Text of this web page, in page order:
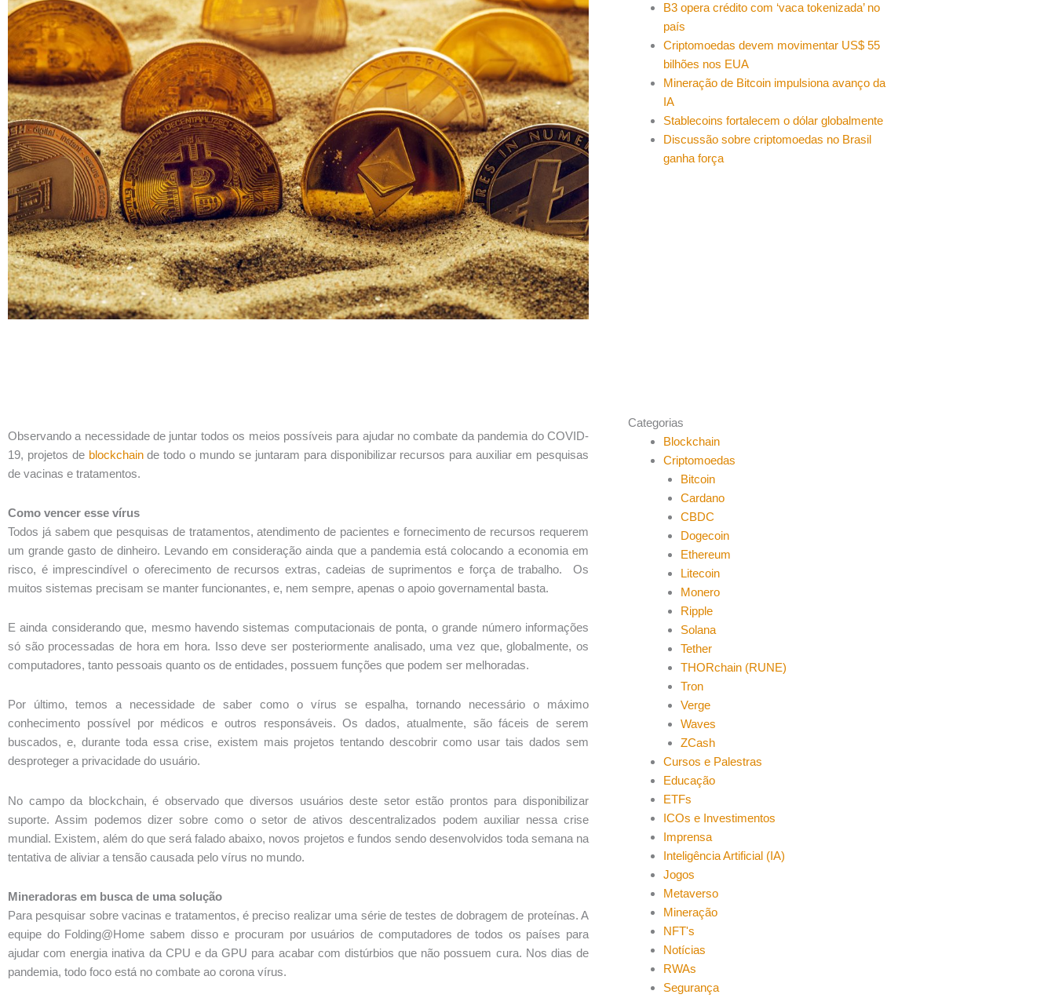
Observando a necessidade de juntar todos os meios possíveis para ajudar no combate da pandemia do COVID-
19, projetos de blockchainde todo o mundo se juntaram para disponibilizar recursos para auxiliar em pesquisas
de vacinas e tratamentos.
Como vencer esse vírus
Todos já sabem que pesquisas de tratamentos, atendimento de pacientes e fornecimento de recursos requerem
um grande gasto de dinheiro. Levando em consideração ainda que a pandemia está colocando a economia em
risco, é imprescindível o oferecimento de recursos extras, cadeias de suprimentos e força de trabalho. Os
muitos sistemas precisam se manter funcionantes, e, nem sempre, apenas o apoio governamental basta.
E ainda considerando que, mesmo havendo sistemas computacionais de ponta, o grande número informações
só são processadas de hora em hora. Isso deve ser posteriormente analisado, uma vez que, globalmente, os
computadores, tanto pessoais quanto os de entidades, possuem funções que podem ser melhoradas.
Por último, temos a necessidade de saber como o vírus se espalha, tornando necessário o máximo
conhecimento possível por médicos e outros responsáveis. Os dados, atualmente, são fáceis de serem
buscados, e, durante toda essa crise, existem mais projetos tentando descobrir como usar tais dados sem
desproteger a privacidade do usuário.
No campo da blockchain, é observado que diversos usuários deste setor estão prontos para disponibilizar
suporte. Assim podemos dizer sobre como o setor de ativos descentralizados podem auxiliar nessa crise
mundial. Existem, além do que será falado abaixo, novos projetos e fundos sendo desenvolvidos toda semana na
tentativa de aliviar a tensão causada pelo vírus no mundo.
Mineradoras em busca de uma solução
Para pesquisar sobre vacinas e tratamentos, é preciso realizar uma série de testes de dobragem de proteínas. A
equipe do Folding@Home sabem disso e procuram por usuários de computadores de todos os países para
ajudar com energia inativa da CPU e da GPU para acabar com distúrbios que não possuem cura. Nos dias de
pandemia, todo foco está no combate ao corona vírus.
B3 opera crédito com ‘vaca tokenizada’ no
país
Criptomoedas devem movimentar US$ 55
bilhões nos EUA
Mineração de Bitcoin impulsiona avanço da
IA
Stablecoins fortalecem o dólar globalmente
Discussão sobre criptomoedas no Brasil
ganha força
Categorias
Blockchain
Criptomoedas
Bitcoin
Cardano
CBDC
Dogecoin
Ethereum
Litecoin
Monero
Ripple
Solana
Tether
THORchain (RUNE)
Tron
Verge
Waves
ZCash
Cursos e Palestras
Educação
ETFs
ICOs e Investimentos
Imprensa
Inteligência Artificial (IA)
Jogos
Metaverso
Mineração
NFT's
Notícias
RWAs
Segurança